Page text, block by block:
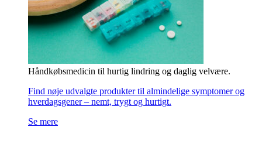
Håndkøbsmedicin til hurtig lindring og daglig velvære.
Find nøje udvalgte produkter til almindelige symptomer og
hverdagsgener – nemt, trygt og hurtigt.
Se mere